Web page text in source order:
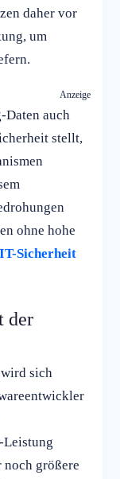
daher vor
um
Anzeige
auch
stellt,
ohne hohe
Sicherheit
der
sich
Leistung
größere